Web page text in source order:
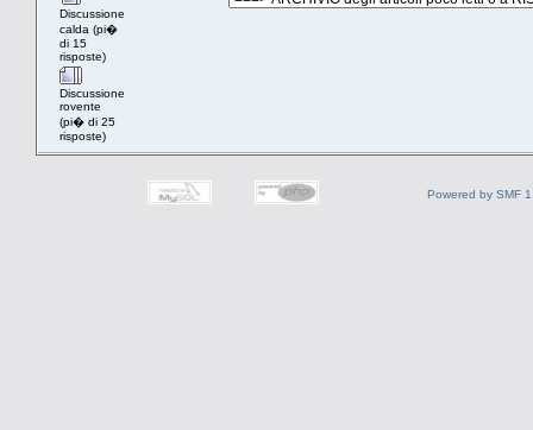
Discussione
calda (pi�
di 15
risposte)
Discussione
rovente
(pi� di 25
risposte)
Powered by SMF